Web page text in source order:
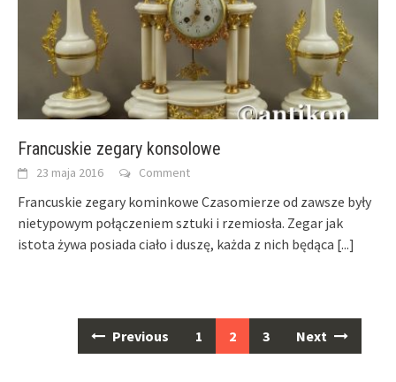
Francuskie zegary konsolowe
23 maja 2016 Comment
Francuskie zegary kominkowe Czasomierze od zawsze były
nietypowym połączeniem sztuki i rzemiosła. Zegar jak
istota żywa posiada ciało i duszę, każda z nich będąca [...]
Previous 1 2 3 Next